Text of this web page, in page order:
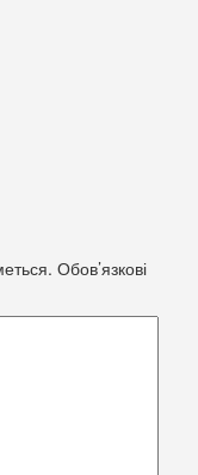
Обов’язкові